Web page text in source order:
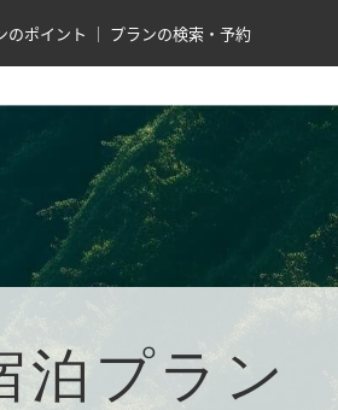
のポイント プランの検索・予約
泊プラン